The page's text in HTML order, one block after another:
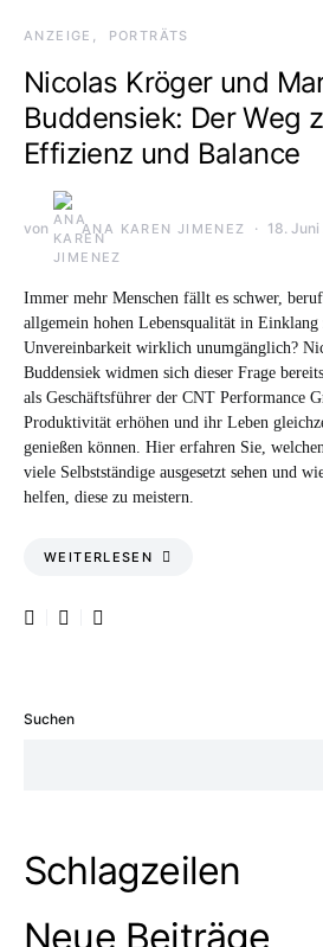
ANZEIGE PORTRÄTS
Nicolas Kröger und
Buddensiek: Der Weg
Effizienz und Balance
von ANA KAREN JIMENEZ 18.
Immer mehr Menschen fällt es schwer,
allgemein hohen Lebensqualität in
Unvereinbarkeit wirklich unumgänglich?
Buddensiek widmen sich dieser Frage
als Geschäftsführer der CNT Performance
Produktivität erhöhen und ihr Leben
genießen können. Hier erfahren Sie,
viele Selbstständige ausgesetzt sehen und
helfen, diese zu meistern.
WEITERLESEN
Suchen
Schlagzeilen
Neue Beiträge